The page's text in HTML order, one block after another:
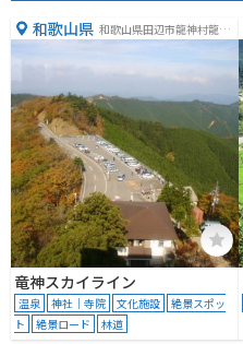
和歌山県 和歌山県田辺市龍神村龍神
１０２０−６
竜神スカイライン
温泉 神社｜寺院 文化施設
絶景スポッ
ト
絶景ロード 林道